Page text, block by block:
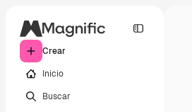
Crear
Inicio
Buscar